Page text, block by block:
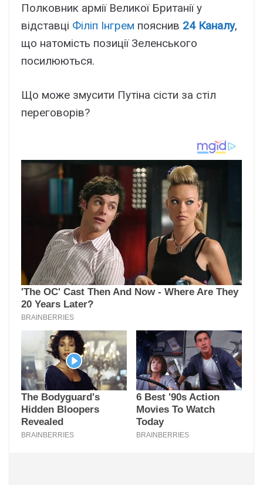
Полковник армії Великої Британії у
відставці Філіп Інгрем пояснив 24 Каналу,
що натомість позиції Зеленського
посилюються.
Що може змусити Путіна сісти за стіл
переговорів?